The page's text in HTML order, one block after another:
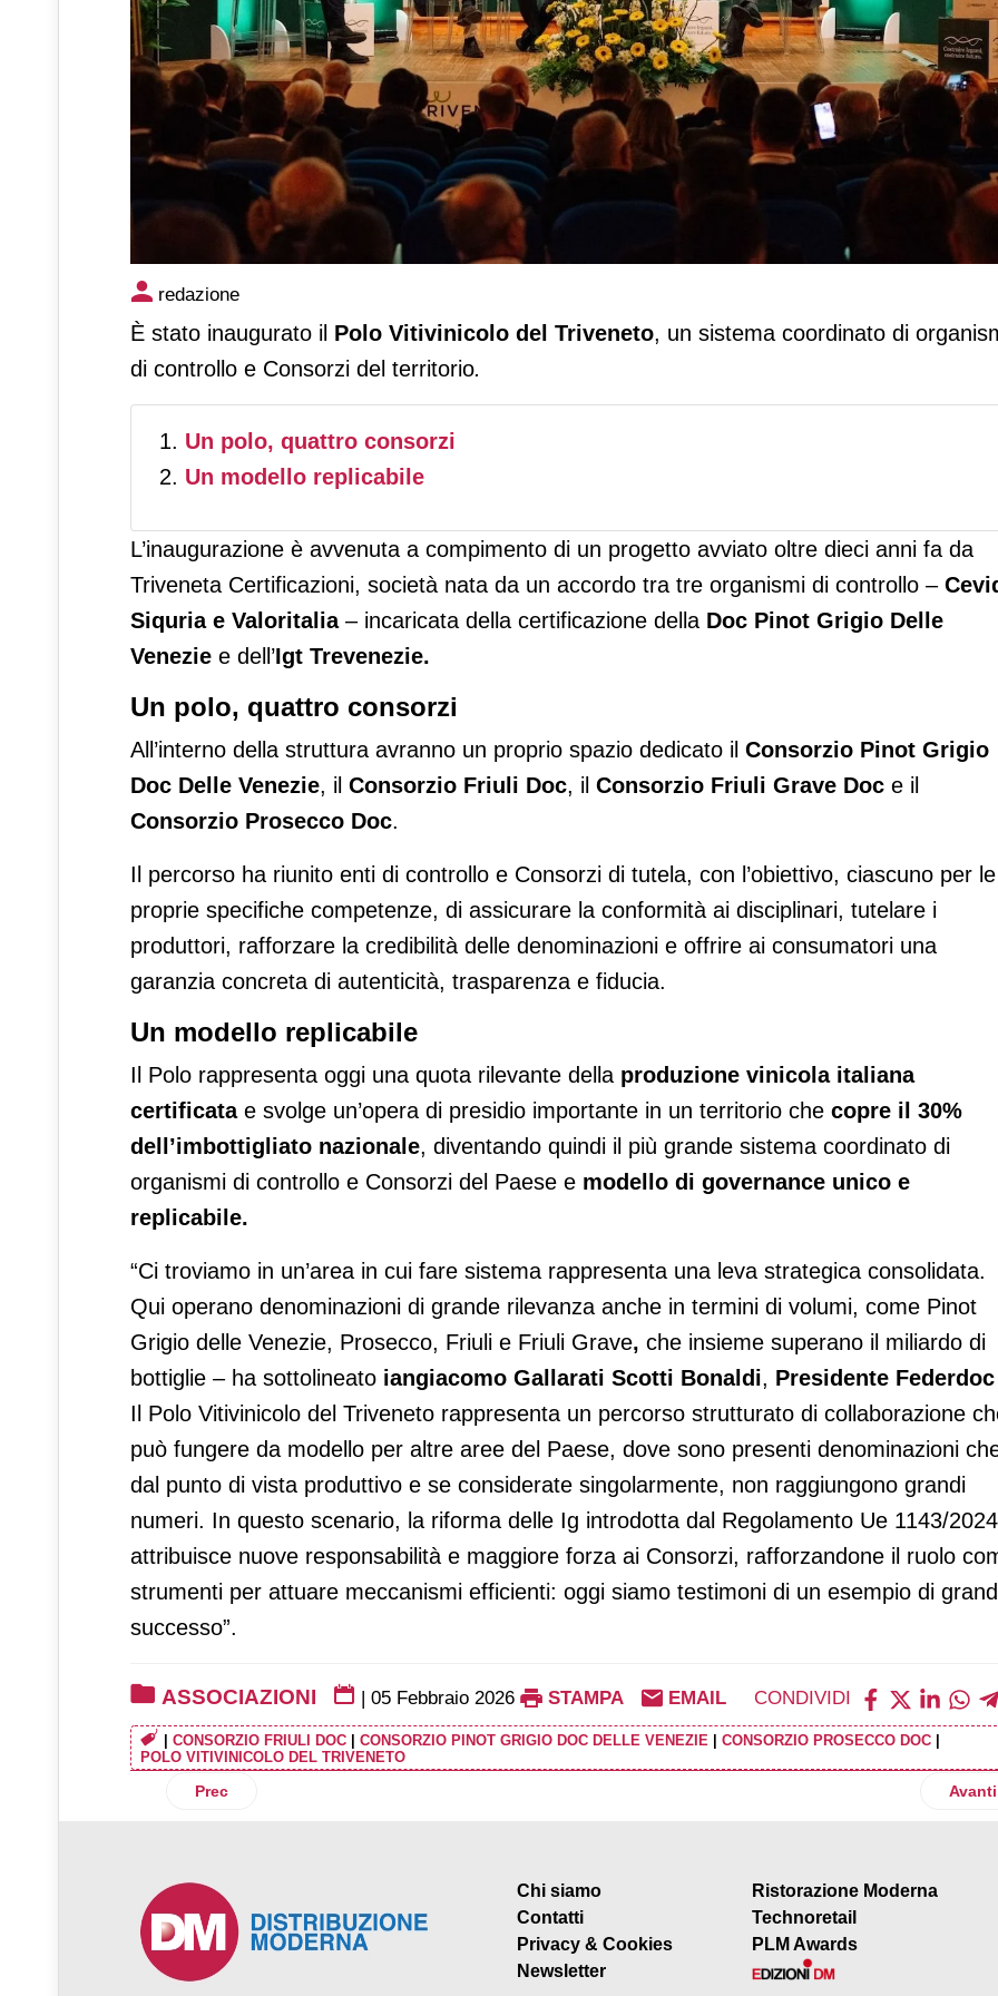
Nasce il Polo Vitivinicolo del Triveneto per la tutela della qualità del
vino italiano
redazione
È stato inaugurato il Polo Vitivinicolo del Triveneto, un sistema coordinato di
di controllo e Consorzi del territorio.
Un polo, quattro consorzi
Un modello replicabile
L’inaugurazione è avvenuta a compimento di un progetto avviato oltre dieci anni fa da
Triveneta Certificazioni, società nata da un accordo tra tre organismi di controllo –
Siquria e Valoritalia– incaricata della certificazione della Doc Pinot Grigio Delle
Venezie e dell’Igt Trevenezie.
Un polo, quattro consorzi
All’interno della struttura avranno un proprio spazio dedicato il Consorzio Pinot Grigio
Doc Delle Venezie, il Consorzio Friuli Doc, il Consorzio Friuli Grave Doc e il
Consorzio Prosecco Doc.
Il percorso ha riunito enti di controllo e Consorzi di tutela, con l’obiettivo, ciascuno per le
proprie specifiche competenze, di assicurare la conformità ai disciplinari, tutelare i
produttori, rafforzare la credibilità delle denominazioni e offrire ai consumatori una
garanzia concreta di autenticità, trasparenza e fiducia.
Un modello replicabile
Il Polo rappresenta oggi una quota rilevante della produzione vinicola italiana
certificatae svolge un’opera di presidio importante in un territorio che copre il 30%
dell’imbottigliato nazionale, diventando quindi il più grande sistema coordinato di
organismi di controllo e Consorzi del Paese e modello di governance unico e
replicabile.
“Ci troviamo in un’area in cui fare sistema rappresenta una leva strategica consolidata.
Qui operano denominazioni di grande rilevanza anche in termini di volumi, come Pinot
Grigio delle Venezie, Prosecco, Friuli e Friuli Grave, che insieme superano il miliardo di
bottiglie – ha sottolineato iangiacomo Gallarati Scotti Bonaldi, Presidente
Il Polo Vitivinicolo del Triveneto rappresenta un percorso strutturato di collaborazione
può fungere da modello per altre aree del Paese, dove sono presenti denominazioni
dal punto di vista produttivo e se considerate singolarmente, non raggiungono grandi
numeri. In questo scenario, la riforma delle Ig introdotta dal Regolamento Ue 1143/2024
attribuisce nuove responsabilità e maggiore forza ai Consorzi, rafforzandone il ruolo
strumenti per attuare meccanismi efficienti: oggi siamo testimoni di un esempio di
successo”.
ASSOCIAZIONI | 05 Febbraio 2026 STAMPA EMAIL CONDIVIDI
CONSORZIO FRIULI DOC CONSORZIO PINOT GRIGIO DOC DELLE VENEZIE CONSORZIO PROSECCO DOC
POLO VITIVINICOLO DEL TRIVENETO
Articolo precedente: Il Consorzio Com.i.pro entra a far parte di Federdistribuzione
Prec Avanti
Chi siamo
Contatti
Privacy & Cookies
Newsletter
Ristorazione Moderna
Technoretail
PLM Awards